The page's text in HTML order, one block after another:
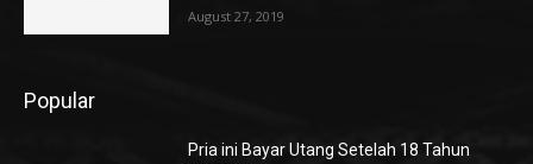
August 27, 2019
Popular
Pria ini Bayar Utang Setelah 18 Tahun